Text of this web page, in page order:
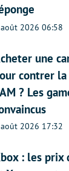
2026 06:58
une
contrer
? Les
2026 17:32
: les prix